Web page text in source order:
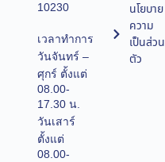
10230
เวลาทำการ
วันจันทร์ –
ศุกร์ ตั้งแต่
08.00-
17.30 น.
วันเสาร์
ตั้งแต่
08.00-
นโยบาย
ความ
เป็นส่วน
ตัว